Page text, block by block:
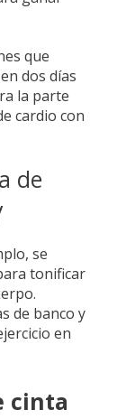
que
dos días
la parte
cardio con
de
se
tonificar
de banco y
en
cinta